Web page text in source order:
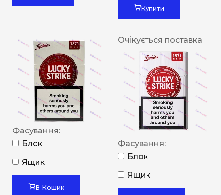
Купити
Фасування:
Блок
Ящик
В Кошик
Очікується поставка
Фасування:
Блок
Ящик